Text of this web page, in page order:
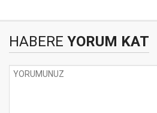
HABERE YORUM KAT